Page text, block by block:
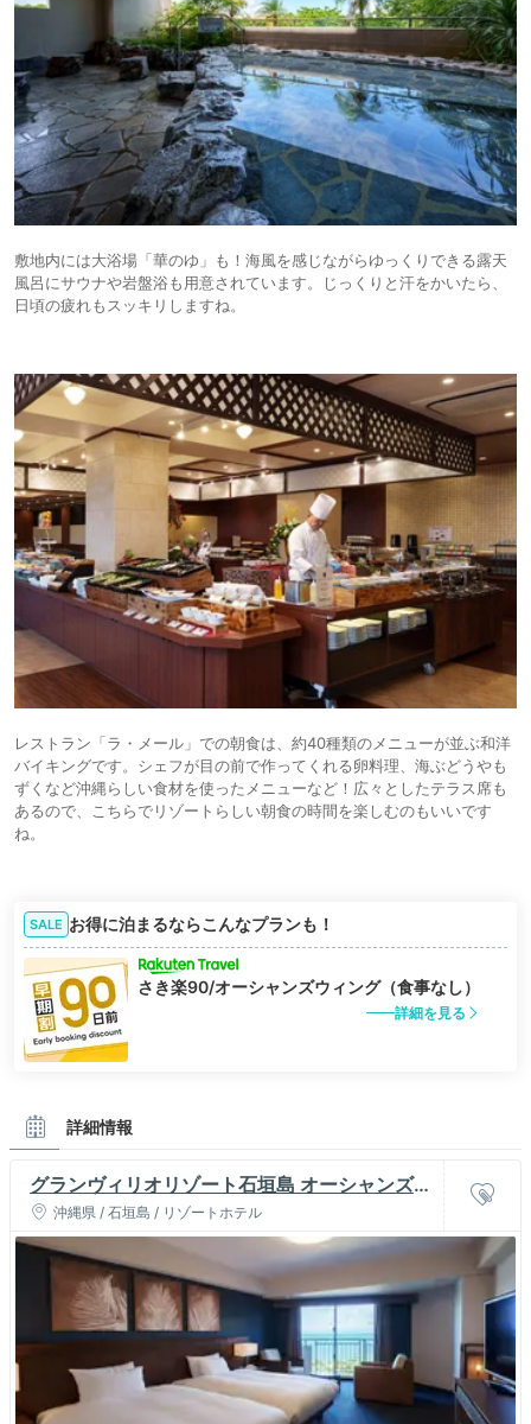
敷地内には大浴場「華のゆ」も！海風を感じながらゆっくりできる露天
風呂にサウナや岩盤浴も用意されています。じっくりと汗をかいたら、
日頃の疲れもスッキリしますね。
レストラン「ラ・メール」での朝食は、約40種類のメニューが並ぶ和洋
バイキングです。シェフが目の前で作ってくれる卵料理、海ぶどうやも
ずくなど沖縄らしい食材を使ったメニューなど！広々としたテラス席も
あるので、こちらでリゾートらしい朝食の時間を楽しむのもいいです
ね。
SALE お得に泊まるならこんなプランも！
さき楽90/オーシャンズウィング（食事なし）
詳細を見る
詳細情報
グランヴィリオリゾート石垣島 オーシャンズウ
イング&ヴィラガーデン
沖縄県 / 石垣島 / リゾートホテル